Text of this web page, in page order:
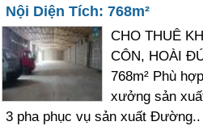
Nội Diện Tích: 768m²
CHO THUÊ
CÔN, HOÀI
768m² Phù
xưởng sản
3 pha phục vụ sản xuất Đường..